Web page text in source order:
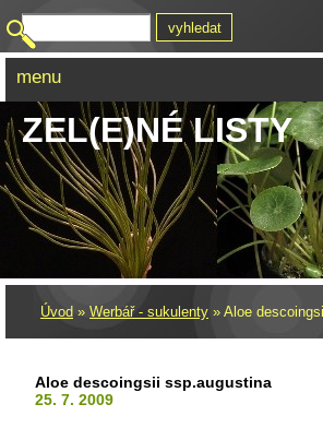
ZEL(E)NÉ LISTY
Úvod » Werbář - sukulenty » Aloe
Aloe descoingsii ssp.augustina
25. 7. 2009
menu